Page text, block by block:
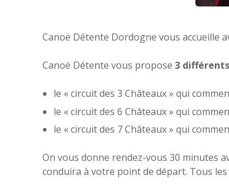
Canoë Détente Dordogne vous accueille
Canoë Détente vous propose 3
le « circuit des 3 Châteaux » qui
le « circuit des 6 Châteaux » qui
le « circuit des 7 Châteaux » qui
On vous donne rendez-vous 30 minutes
conduira à votre point de départ. Tous les